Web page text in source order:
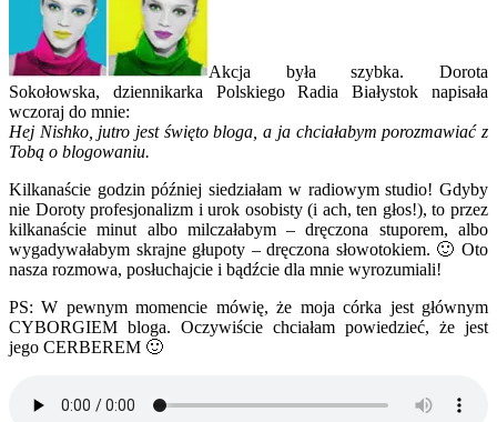
Akcja była szybka. Dorota
Sokołowska, dziennikarka Polskiego Radia Białystok napisała
wczoraj do mnie:
Hej Nishko, jutro jest święto bloga, a ja chciałabym porozmawiać z
Tobą o blogowaniu.
Kilkanaście godzin później siedziałam w radiowym studio! Gdyby
nie Doroty profesjonalizm i urok osobisty (i ach, ten głos!), to przez
kilkanaście minut albo milczałabym – dręczona stuporem, albo
wygadywałabym skrajne głupoty – dręczona słowotokiem. 🙂 Oto
nasza rozmowa, posłuchajcie i bądźcie dla mnie wyrozumiali!
PS: W pewnym momencie mówię, że moja córka jest głównym
CYBORGIEM bloga. Oczywiście chciałam powiedzieć, że jest
jego CERBEREM 🙂